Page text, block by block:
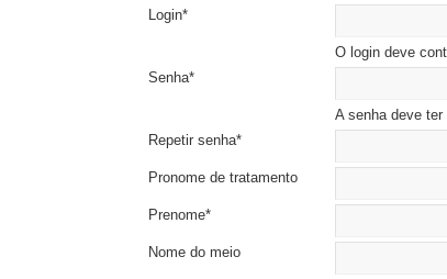
Login*
O login deve
Senha*
A senha deve ter
Repetir senha*
Pronome de tratamento
Prenome*
Nome do meio